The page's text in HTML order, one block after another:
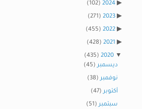
2024
(102)
2023
(271)
2022
(455)
2021
(428)
2020
(435)
ديسمبر(45)
نوفمبر(38)
أكتوبر(47)
سبتمبر(51)